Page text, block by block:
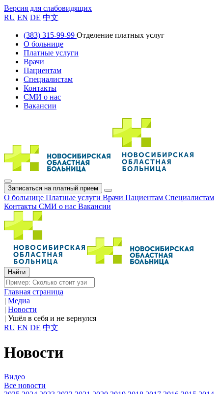
Версия для слабовидящих
RU EN DE 中文
(383) 315-99-99 Отделение платных услуг
О больнице
Платные услуги
Врачи
Пациентам
Специалистам
Контакты
СМИ о нас
Вакансии
Записаться на платный прием
О больнице Платные услуги Врачи Пациентам Специалистам
Контакты СМИ о нас Вакансии
Главная страница
| Медиа
| Новости
| Ушёл в себя и не вернулся
RU EN DE 中文
Новости
Видео
Все новости